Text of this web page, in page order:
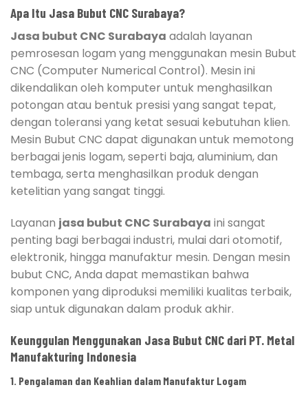
Apa Itu Jasa Bubut CNC Surabaya?
Jasa bubut CNC Surabaya adalah layanan
pemrosesan logam yang menggunakan mesin Bubut
CNC (Computer Numerical Control). Mesin ini
dikendalikan oleh komputer untuk menghasilkan
potongan atau bentuk presisi yang sangat tepat,
dengan toleransi yang ketat sesuai kebutuhan klien.
Mesin Bubut CNC dapat digunakan untuk memotong
berbagai jenis logam, seperti baja, aluminium, dan
tembaga, serta menghasilkan produk dengan
ketelitian yang sangat tinggi.
Layanan jasa bubut CNC Surabaya ini sangat
penting bagi berbagai industri, mulai dari otomotif,
elektronik, hingga manufaktur mesin. Dengan mesin
bubut CNC, Anda dapat memastikan bahwa
komponen yang diproduksi memiliki kualitas terbaik,
siap untuk digunakan dalam produk akhir.
Keunggulan Menggunakan Jasa Bubut CNC dari PT. Metal
Manufakturing Indonesia
1. Pengalaman dan Keahlian dalam Manufaktur Logam